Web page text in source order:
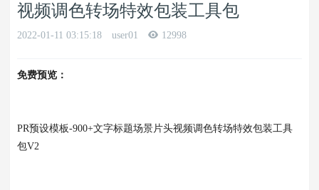
视频调色转场特效包装工具包
2022-01-11 03:15:18 user01 12998
免费预览：
PR预设模板-900+文字标题场景片头视频调色转场特效包装工具
包V2